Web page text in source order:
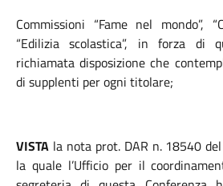
Commissioni “Fame nel mondo”,
“Edilizia scolastica”, in forza di
richiamata disposizione che
di supplenti per ogni titolare;
VISTA la nota prot. DAR n. 18540
la quale l’Ufficio per il